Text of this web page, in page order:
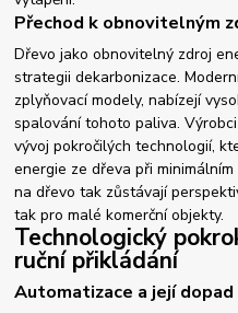
Přechod k obnovitelným
Dřevo jako obnovitelný zdroj
strategii dekarbonizace.
zplyňovací modely, nabízejí
spalování tohoto paliva.
vývoj pokročilých technologií,
energie ze dřeva při
na dřevo tak zůstávají
tak pro malé komerční objekty.
Technologický
ruční přikládání
Automatizace a její